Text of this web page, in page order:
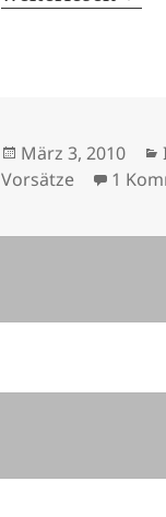
Veröffentlicht
am
März 3, 2010
Vorsätze
1